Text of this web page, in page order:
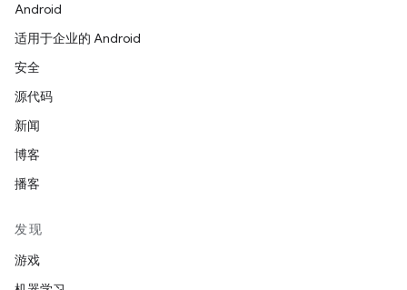
Android
适用于企业的 Android
安全
源代码
新闻
博客
播客
发现
游戏